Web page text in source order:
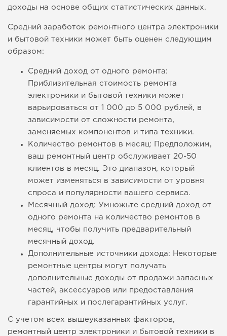
доходы на основе общих статистических данных.
Средний заработок ремонтного центра электроники
и бытовой техники может быть оценен следующим
образом:
Средний доход от одного ремонта:
Приблизительная стоимость ремонта
электроники и бытовой техники может
варьироваться от 1 000 до 5 000 рублей, в
зависимости от сложности ремонта,
заменяемых компонентов и типа техники.
Количество ремонтов в месяц: Предположим,
ваш ремонтный центр обслуживает 20-50
клиентов в месяц. Это диапазон, который
может изменяться в зависимости от уровня
спроса и популярности вашего сервиса.
Месячный доход: Умножьте средний доход от
одного ремонта на количество ремонтов в
месяц, чтобы получить предварительный
месячный доход.
Дополнительные источники дохода: Некоторые
ремонтные центры могут получать
дополнительные доходы от продажи запасных
частей, аксессуаров или предоставления
гарантийных и послегарантийных услуг.
С учетом всех вышеуказанных факторов,
ремонтный центр электроники и бытовой техники в